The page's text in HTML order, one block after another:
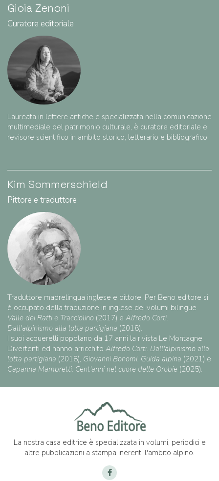
Gioia Zenoni
Curatore editoriale
Laureata in lettere antiche e specializzata nella comunicazione
multimediale del patrimonio culturale, è curatore editoriale e
revisore scientifico in ambito storico, letterario e bibliografico.
Kim Sommerschield
Pittore e traduttore
Traduttore madrelingua inglese e pittore. Per Beno editore si
è occupato della traduzione in inglese dei volumi bilingue
Valle dei Ratti e Tracciolino (2017) e Alfredo Corti.
Dall'alpinismo alla lotta partigiana (2018).
I suoi acquerelli popolano da 17 anni la rivista Le Montagne
Divertenti ed hanno arricchito Alfredo Corti. Dall'alpinismo alla
lotta partigiana (2018), Giovanni Bonomi. Guida alpina (2021) e
Capanna Mambretti. Cent'anni nel cuore delle Orobie (2025).
La nostra casa editrice è specializzata in volumi, periodici e
altre pubblicazioni a stampa inerenti l'ambito alpino.